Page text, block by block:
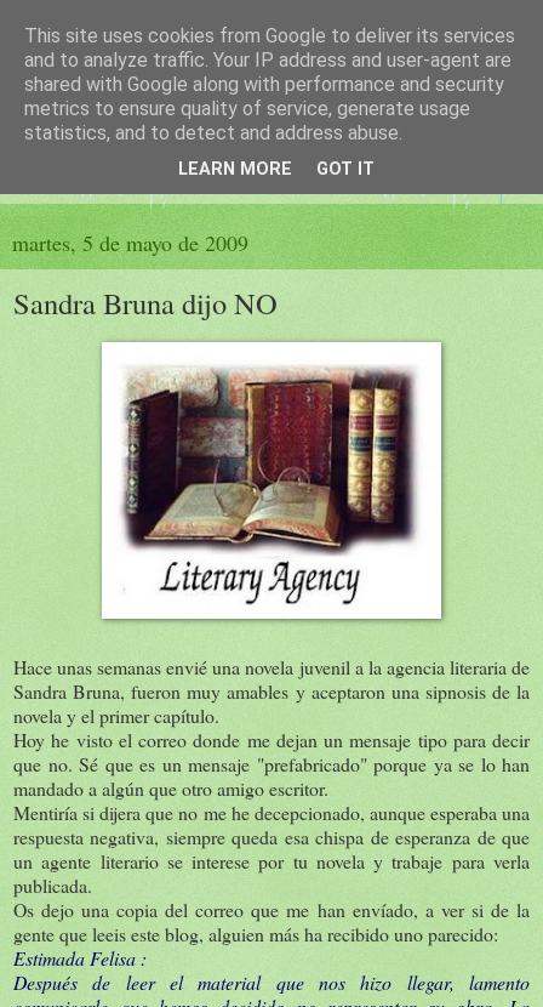
El sueño de las palabras
PÁGINA LITERARIA DE FELISA MORENO
martes, 5 de mayo de 2009
Sandra Bruna dijo NO
Hace unas semanas envié una novela juvenil a la agencia literaria de
Sandra Bruna, fueron muy amables y aceptaron una sipnosis de la
novela y el primer capítulo.
Hoy he visto el correo donde me dejan un mensaje tipo para decir
que no. Sé que es un mensaje "prefabricado" porque ya se lo han
mandado a algún que otro amigo escritor.
Mentiría si dijera que no me he decepcionado, aunque esperaba una
respuesta negativa, siempre queda esa chispa de esperanza de que
un agente literario se interese por tu novela y trabaje para verla
publicada.
Os dejo una copia del correo que me han envíado, a ver si de la
gente que leeis este blog, alguien más ha recibido uno parecido:
Estimada Felisa :
Después de leer el material que nos hizo llegar, lamento
This site uses cookies from Google to deliver its services
and to analyze traffic. Your IP address and user-agent are
shared with Google along with performance and security
metrics to ensure quality of service, generate usage
statistics, and to detect and address abuse.
LEARN MORE GOT IT